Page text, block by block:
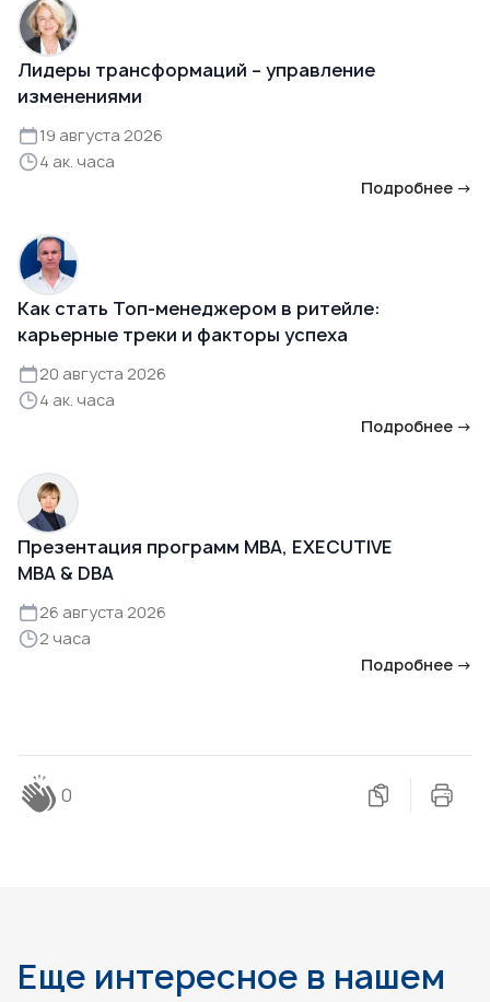
Лидеры трансформаций – управление
изменениями
19 августа 2026
4 ак. часа
Подробнее →
Как стать Топ-менеджером в ритейле:
карьерные треки и факторы успеха
20 августа 2026
4 ак. часа
Подробнее →
Презентация программ MBA, EXECUTIVE
MBA & DBA
26 августа 2026
2 часа
Подробнее →
0
Еще интересное в нашем